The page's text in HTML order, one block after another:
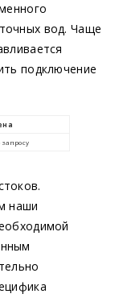
вод. Чаще
подключение
наши